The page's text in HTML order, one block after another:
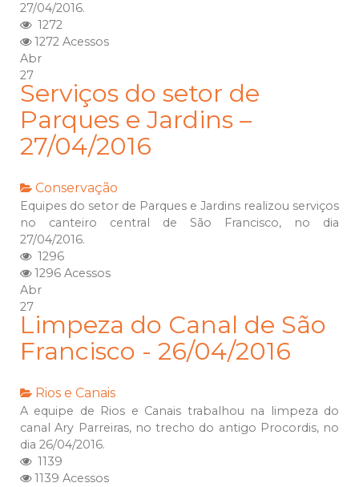
27/04/2016.
1272
1272 Acessos
Abr
27
Serviços do setor de
Parques e Jardins –
27/04/2016
Conservação
Equipes do setor de Parques e Jardins realizou serviços
no canteiro central de São Francisco, no dia
27/04/2016.
1296
1296 Acessos
Abr
27
Limpeza do Canal de São
Francisco - 26/04/2016
Rios e Canais
A equipe de Rios e Canais trabalhou na limpeza do
canal Ary Parreiras, no trecho do antigo Procordis, no
dia 26/04/2016.
1139
1139 Acessos